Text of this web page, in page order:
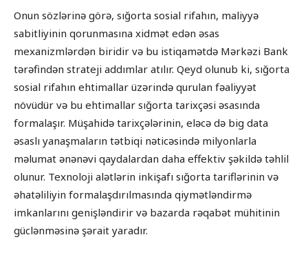
Onun sözlərinə görə, sığorta sosial rifahın, maliyyə
sabitliyinin qorunmasına xidmət edən əsas
mexanizmlərdən biridir və bu istiqamətdə Mərkəzi Bank
tərəfindən strateji addımlar atılır. Qeyd olunub ki, sığorta
sosial rifahın ehtimallar üzərində qurulan fəaliyyət
növüdür və bu ehtimallar sığorta tarixçəsi əsasında
formalaşır. Müşahidə tarixçələrinin, eləcə də big data
əsaslı yanaşmaların tətbiqi nəticəsində milyonlarla
məlumat ənənəvi qaydalardan daha effektiv şəkildə təhlil
olunur. Texnoloji alətlərin inkişafı sığorta tariflərinin və
əhatəliliyin formalaşdırılmasında qiymətləndirmə
imkanlarını genişləndirir və bazarda rəqabət mühitinin
güclənməsinə şərait yaradır.